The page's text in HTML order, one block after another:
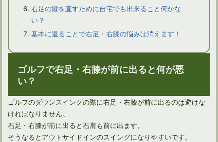
右足の癖を直すために自宅でも出来ること何かな
い？
基本に返ることで右足・右膝の悩みは消えます！
ゴルフで右足・右膝が前に出ると何が悪
い？
ゴルフのダウンスイングの際に右足・右膝が前に出るのは避けな
ければなりません。
右足・右膝が前に出ると右肩も前に出ます。
そうなるとアウトサイドインのスイングになりやすいです。